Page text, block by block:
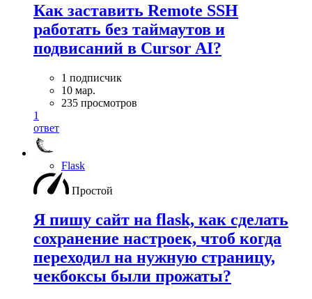
Как заставить Remote SSH
работать без таймаутов и
подвисаний в Cursor AI?
1 подписчик
10 мар.
235 просмотров
1
ответ
Flask
Простой
Я пишу сайт на flask, как сделать
сохранение настроек, чтоб когда
переходил на нужную страницу,
чекбоксы были прожаты?